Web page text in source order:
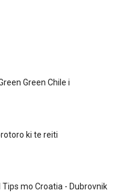
Green Chile i
ki te reiti
mo Croatia - Dubrovnik